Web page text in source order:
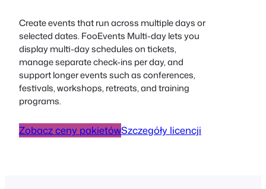
Create events that run across multiple days or
selected dates. FooEvents Multi-day lets you
display multi-day schedules on tickets,
manage separate check-ins per day, and
support longer events such as conferences,
festivals, workshops, retreats, and training
programs.
Zobacz ceny pakietówSzczegóły licencji